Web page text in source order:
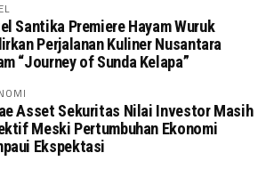
Santika Premiere Hayam Wuruk
Perjalanan Kuliner Nusantara
“Journey of Sunda Kelapa”
Asset Sekuritas Nilai Investor Masih
Meski Pertumbuhan Ekonomi
Ekspektasi